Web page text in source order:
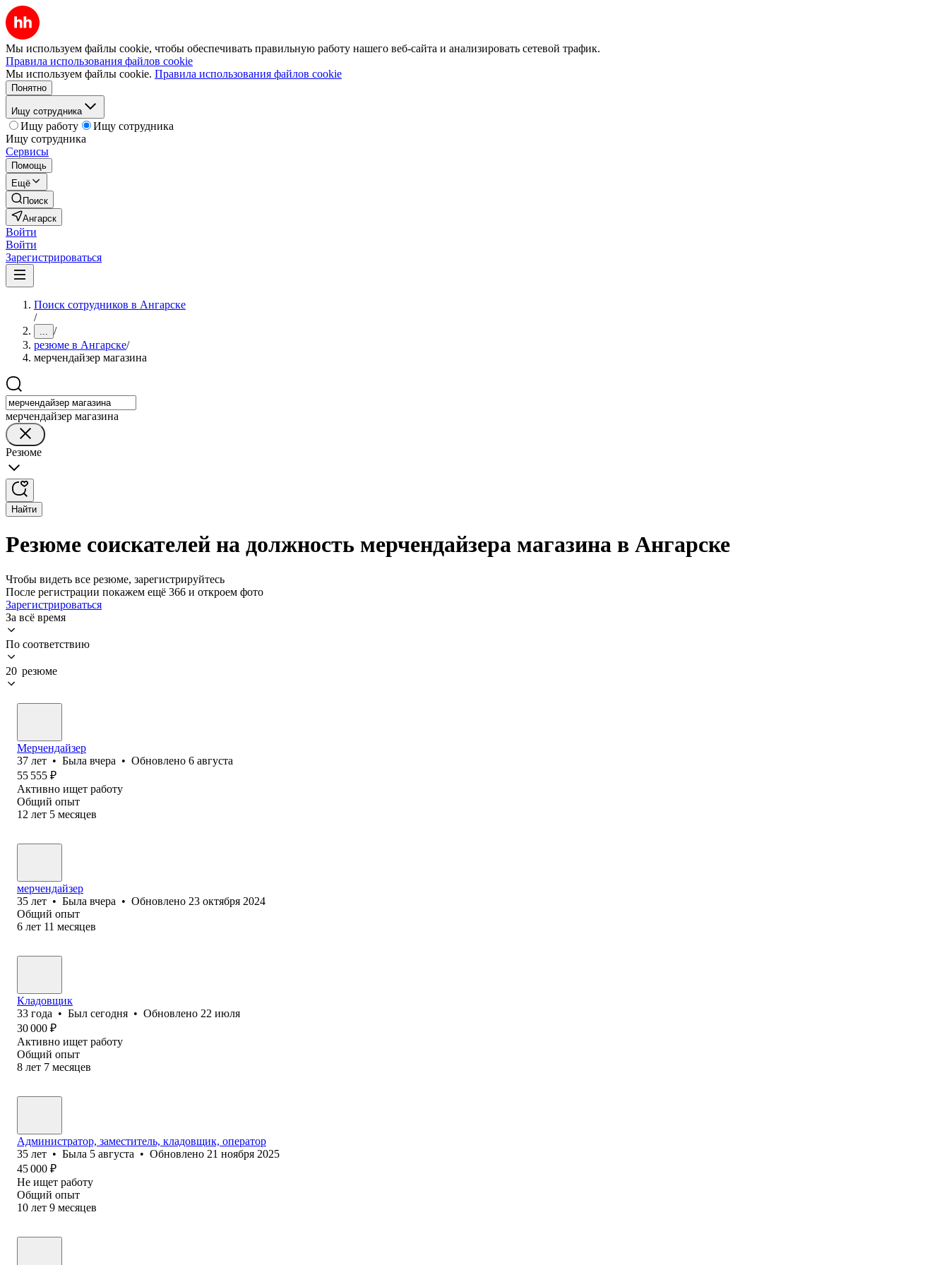
Мы используем файлы cookie, чтобы обеспечивать правильную работу нашего веб-сайта и анализировать сетевой трафик.
Правила использования файлов cookie
Мы используем файлы cookie. Правила использования файлов cookie
Понятно
Ищу сотрудника
Ищу работу
Ищу сотрудника
Ищу сотрудника
Сервисы
Помощь
Ещё
Поиск
Ангарск
Войти
Войти
Зарегистрироваться
Поиск сотрудников в Ангарске
/
... /
резюме в Ангарске/
мерчендайзер магазина
мерчендайзер магазина
Резюме
Найти
Резюме соискателей на должность мерчендайзера магазина в Ангарске
Чтобы видеть все резюме, зарегистрируйтесь
После регистрации покажем ещё 366 и откроем фото
Зарегистрироваться
За всё время
По соответствию
20 резюме
Мерчендайзер
37 лет • Была вчера • Обновлено 6 августа
55 555 ₽
Активно ищет работу
Общий опыт
12 лет 5 месяцев
мерчендайзер
35 лет • Была вчера • Обновлено 23 октября 2024
Общий опыт
6 лет 11 месяцев
Кладовщик
33 года • Был сегодня • Обновлено 22 июля
30 000 ₽
Активно ищет работу
Общий опыт
8 лет 7 месяцев
Администратор, заместитель, кладовщик, оператор
35 лет • Была 5 августа • Обновлено 21 ноября 2025
45 000 ₽
Не ищет работу
Общий опыт
10 лет 9 месяцев